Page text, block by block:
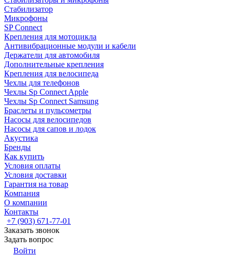
Стабилизатор
Микрофоны
SP Connect
Крепления для мотоцикла
Антивибрационные модули и кабели
Держатели для автомобиля
Дополнительные крепления
Крепления для велосипеда
Чехлы для телефонов
Чехлы Sp Connect Apple
Чехлы Sp Connect Samsung
Браслеты и пульсометры
Насосы для велосипедов
Насосы для сапов и лодок
Акустика
Бренды
Как купить
Условия оплаты
Условия доставки
Гарантия на товар
Компания
О компании
Контакты
+7 (903) 671-77-01
Заказать звонок
Задать вопрос
Войти